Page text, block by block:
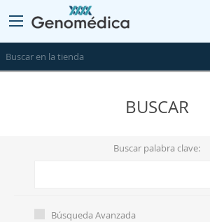
BUSCAR
Buscar palabra clave:
Búsqueda Avanzada